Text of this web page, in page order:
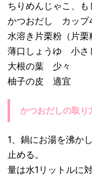
ちりめんじゃこ、
かつおだし カップ
水溶き片栗粉（片
薄口しょうゆ 小さ
大根の葉 少々
柚子の皮 適宜
かつおだしの取り
1、鍋にお湯を沸か
止める。
量は水1リットルに